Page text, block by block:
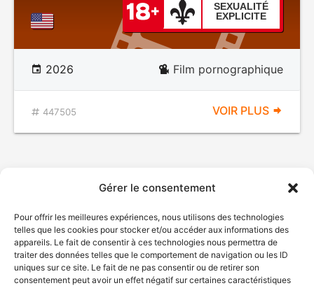
Gérer le consentement
Pour offrir les meilleures expériences, nous utilisons des technologies
telles que les cookies pour stocker et/ou accéder aux informations des
appareils. Le fait de consentir à ces technologies nous permettra de
traiter des données telles que le comportement de navigation ou les ID
uniques sur ce site. Le fait de ne pas consentir ou de retirer son
consentement peut avoir un effet négatif sur certaines caractéristiques
SEXUALITÉ
EXPLICITE
2026 Film pornographique
447505 VOIR PLUS